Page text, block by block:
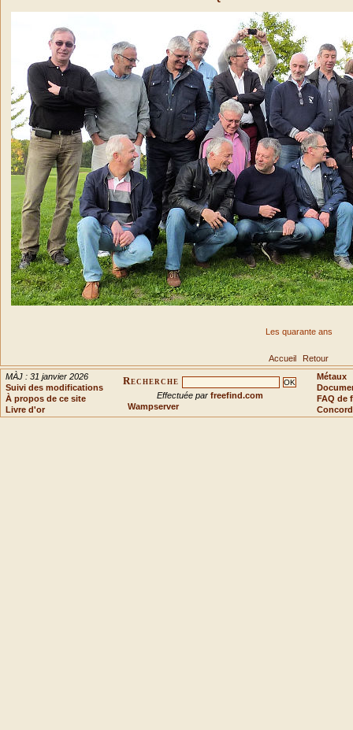
Les quarante ans
Accueil
Retour
MÀJ : 31 janvier 2026
Suivi des modifications
À propos de ce site
Livre d'or
Recherche
Effectuée par freefind.com
Wampserver
Métaux
FAQ de